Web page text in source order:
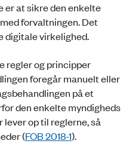
er at sikre den enkelte
forvaltningen. Det
digitale virkelighed.
regler og principper
foregår manuelt eller
på et
den enkelte myndigheds
lever op til reglerne, så
(FOB 2018-1).